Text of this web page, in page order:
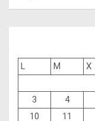
L
M X
3
4
10
11